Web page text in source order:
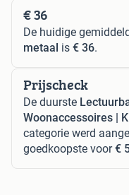
€ 36
De huidige
metaal is € 36.
Prijscheck
De duurste
Woonaccessoires |
categorie werd
goedkoopste voor€